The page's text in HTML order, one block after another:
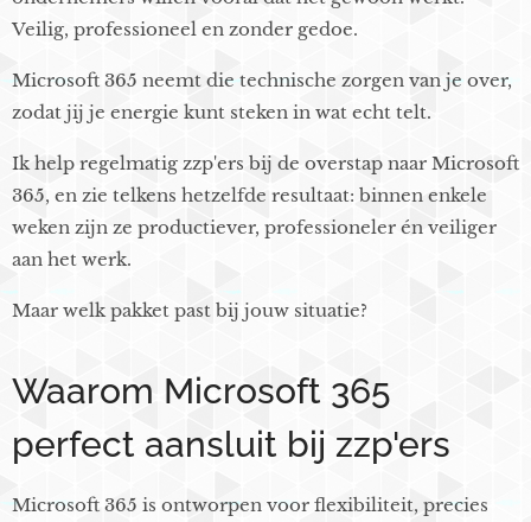
Veilig, professioneel en zonder gedoe.
Microsoft 365 neemt die technische zorgen van je over,
zodat jij je energie kunt steken in wat echt telt.
Ik help regelmatig zzp'ers bij de overstap naar Microsoft
365, en zie telkens hetzelfde resultaat: binnen enkele
weken zijn ze productiever, professioneler én veiliger
aan het werk.
Maar welk pakket past bij jouw situatie?
Waarom Microsoft 365
perfect aansluit bij zzp'ers
Microsoft 365 is ontworpen voor flexibiliteit, precies